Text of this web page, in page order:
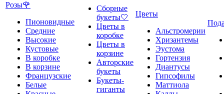
Розы🌹
Пионовидные
Средние
Высокие
Кустовые
В коробке
В корзине
Французские
Белые
Сборные
букеты🤍
Цветы в
коробке
Цветы в
корзине
Авторские
букеты
Букеты-
гиганты
Цветы
Альстромерии
Хризантемы
Эустома
Гортензия
Диантусы
Гипсофилы
Маттиола